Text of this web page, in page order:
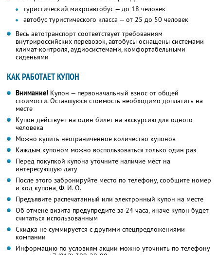
туристический микроавтобус — до 18 человек
автобус туристического класса — от 25 до 50 человек
Весь автотранспорт соответствует требованиям
внутрироссийских перевозок, автобусы оснащены системами
климат-контроля, аудиосистемами, комфортабельными
сиденьями
КАК РАБОТАЕТ КУПОН
Внимание! Купон — первоначальный взнос от общей
стоимости. Оставшуюся стоимость необходимо доплатить на
месте
Купон действует на один билет на экскурсию для одного
человека
Можно купить неограниченное количество купонов
Каждым купоном можно воспользоваться только один раз
Перед покупкой купона уточните наличие мест на
интересующую дату
После этого забронируйте место по телефону, сообщите номер
и код купона,Ф. И. О.
Предъявите распечатанный или электронный купон на месте
Об отмене визита предупредите за 24 часа, иначе купон будет
считаться использованным
Скидка не суммируется с другими спецпредложениями
компании
Информацию по условиям акции можно уточнить по телефону